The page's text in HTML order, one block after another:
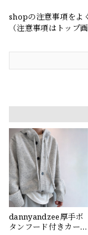
shopの注意事項をよ
（注意事項はトップ
dannyandzee厚手ボ
タンフード付きカー